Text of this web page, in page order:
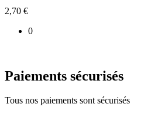
2,70 €
0
Paiements sécurisés
Tous nos paiements sont sécurisés